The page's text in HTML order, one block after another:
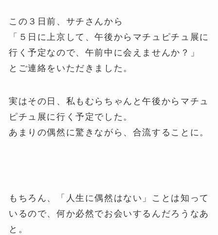
この３日前、サチさんから
「５日に上京して、午後からマチュピチュ展に
行く予定なので、午前中に会えませんか？」
とご連絡をいただきました。
実はその日、私もむらちゃんと午後からマチュ
ピチュ展に行く予定でした。
あまりの偶然に驚きながら、合流することに。
もちろん、「人生に偶然はない」ことは知って
いるので、何か必然でお会いするんだろうなあ
と。